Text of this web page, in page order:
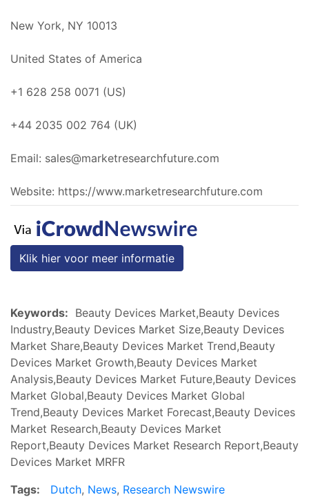
New York, NY 10013
United States of America
+1 628 258 0071 (US)
+44 2035 002 764 (UK)
Email: sales@marketresearchfuture.com
Website: https://www.marketresearchfuture.com
Klik hier voor meer informatie
Keywords: Beauty Devices Market,Beauty Devices
Industry,Beauty Devices Market Size,Beauty Devices
Market Share,Beauty Devices Market Trend,Beauty
Devices Market Growth,Beauty Devices Market
Analysis,Beauty Devices Market Future,Beauty Devices
Market Global,Beauty Devices Market Global
Trend,Beauty Devices Market Forecast,Beauty Devices
Market Research,Beauty Devices Market
Report,Beauty Devices Market Research Report,Beauty
Devices Market MRFR
Tags:
Dutch, News, Research Newswire